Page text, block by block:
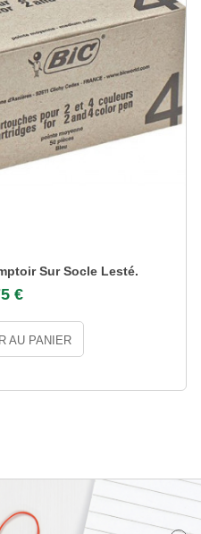
Sur Socle Lesté.
€
AU PANIER